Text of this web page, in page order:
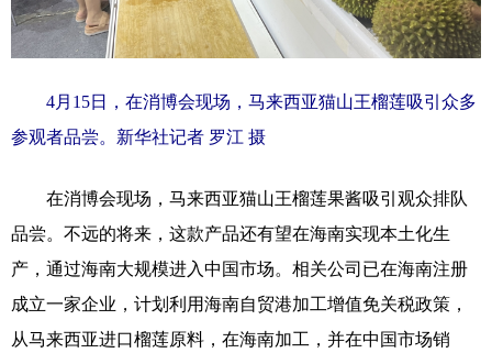
4月15日，在消博会现场，马来西亚猫山王榴莲吸引众多
参观者品尝。新华社记者 罗江 摄
在消博会现场，马来西亚猫山王榴莲果酱吸引观众排队
品尝。不远的将来，这款产品还有望在海南实现本土化生
产，通过海南大规模进入中国市场。相关公司已在海南注册
成立一家企业，计划利用海南自贸港加工增值免关税政策，
从马来西亚进口榴莲原料，在海南加工，并在中国市场销